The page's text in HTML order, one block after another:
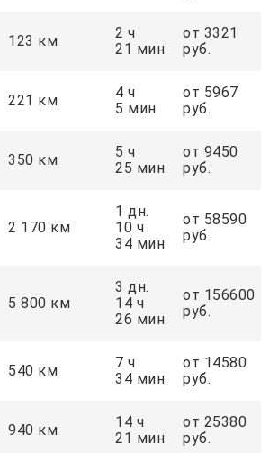
123 км
2 ч
21 мин
от 3321
руб.
221 км
4 ч
5 мин
от 5967
руб.
350 км
5 ч
25 мин
от 9450
руб.
2 170 км
1 дн.
10 ч
34 мин
от 58590
руб.
5 800 км
3 дн.
14 ч
26 мин
от 156600
руб.
540 км
7 ч
34 мин
от 14580
руб.
940 км
14 ч
21 мин
от 25380
руб.